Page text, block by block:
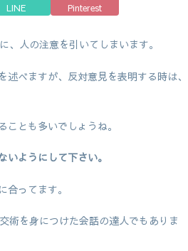
LINE Pinterest
人の注意を引いてしまいます。
べますが、反対意見を表明する時は、
とも多いでしょうね。
ようにして下さい。
ってます。
術を身につけた会話の達人でもありま